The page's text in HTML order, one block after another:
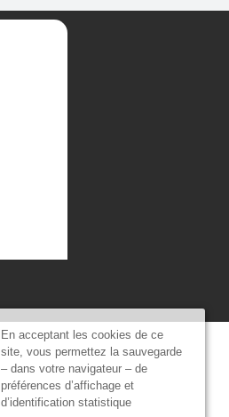
En acceptant les cookies de ce
site, vous permettez la sauvegarde
– dans votre navigateur – de
préférences d’affichage et
d’identification statistique